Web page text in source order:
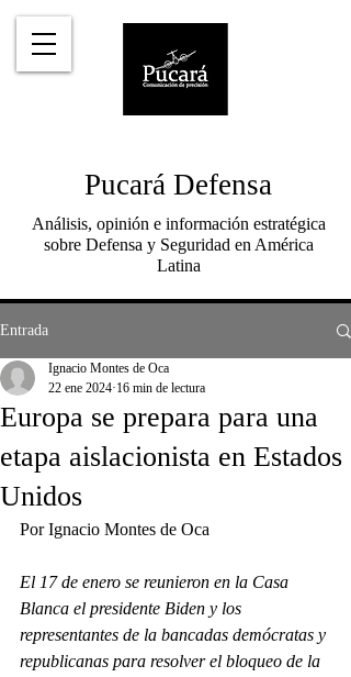
Pucará Defensa
Análisis, opinión e información estratégica
sobre Defensa y Seguridad en América
Latina
Entrada
Europa se prepara para una
etapa aislacionista en Estados
Unidos
Ignacio Montes de Oca
22 ene 2024 16 min de lectura
Por Ignacio Montes de Oca
El 17 de enero se reunieron en la Casa
Blanca el presidente Biden y los
representantes de la bancadas demócratas y
republicanas para resolver el bloqueo de la